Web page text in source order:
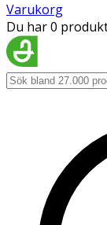
Varukorg
Du har 0